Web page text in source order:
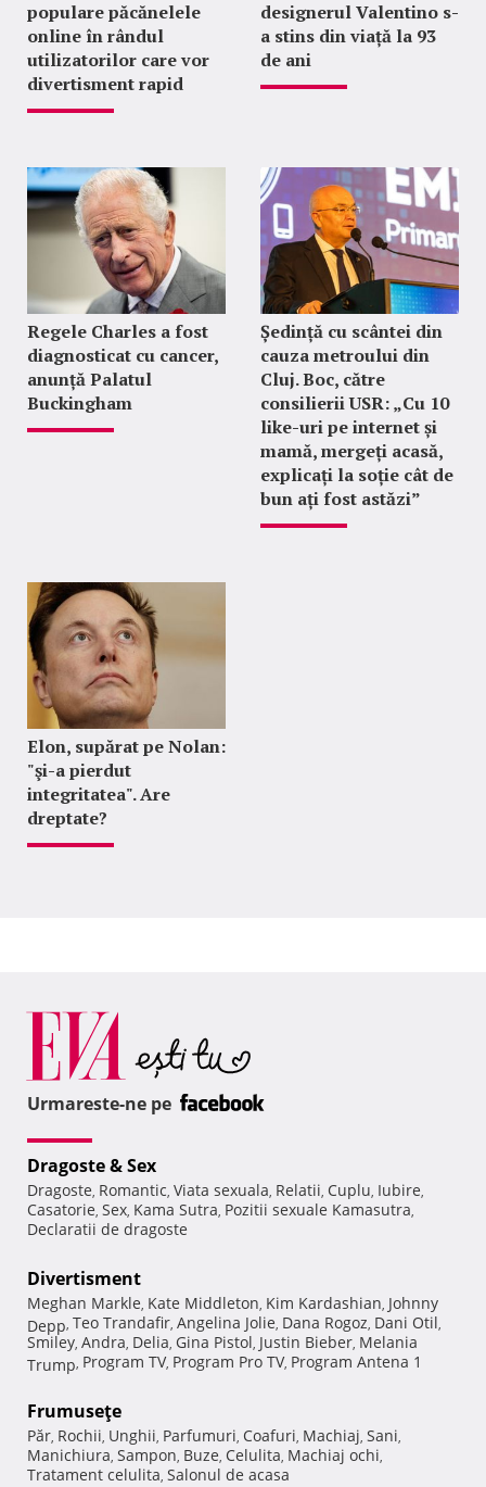
populare păcănelele
online în rândul
utilizatorilor care vor
divertisment rapid
designerul Valentino s-
a stins din viață la 93
de ani
Regele Charles a fost
diagnosticat cu cancer,
anunță Palatul
Buckingham
Ședință cu scântei din
cauza metroului din
Cluj. Boc, către
consilierii USR: „Cu 10
like-uri pe internet și
mamă, mergeți acasă,
explicați la soție cât de
bun ați fost astăzi”
Elon, supărat pe Nolan:
"şi-a pierdut
integritatea". Are
dreptate?
Urmareste-ne pe
Dragoste & Sex
Dragoste, Romantic, Viata sexuala, Relatii, Cuplu, Iubire,
Casatorie, Sex, Kama Sutra, Pozitii sexuale Kamasutra,
Declaratii de dragoste
Divertisment
Meghan Markle, Kate Middleton, Kim Kardashian, Johnny
Depp, Teo Trandafir, Angelina Jolie, Dana Rogoz, Dani Otil,
Smiley, Andra, Delia, Gina Pistol, Justin Bieber, Melania
Trump, Program TV, Program Pro TV, Program Antena 1
Frumuseţe
Păr, Rochii, Unghii, Parfumuri, Coafuri, Machiaj, Sani,
Manichiura, Sampon, Buze, Celulita, Machiaj ochi,
Tratament celulita, Salonul de acasa